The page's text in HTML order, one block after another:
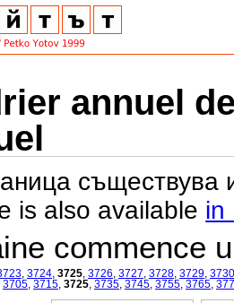
annuel
съществува
is also available in
commence
3724 3725 3726 3727 3728 3729 3730
3705 3715 3725 3735 3745 3755 3765